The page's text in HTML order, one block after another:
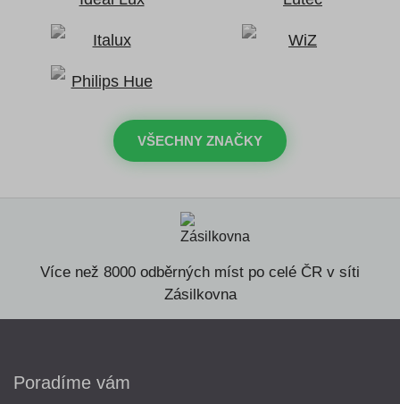
VŠECHNY ZNAČKY
Více než 8000 odběrných míst po celé ČR v síti
Zásilkovna
Poradíme vám